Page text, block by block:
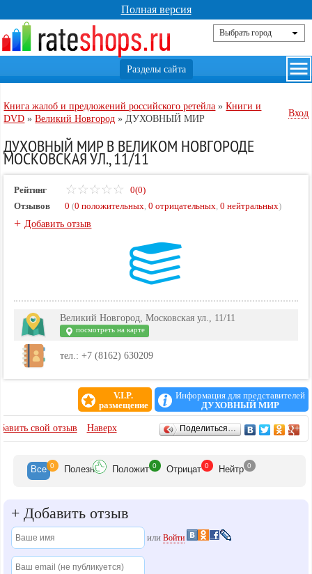
Полная версия
Книга жалоб и предложений российского ретейла »Книги и
DVD »Великий Новгород »ДУХОВНЫЙ МИР
Вход
ДУХОВНЫЙ МИР В ВЕЛИКОМ НОВГОРОДЕ
МОСКОВСКАЯ УЛ., 11/11
Рейтинг
0(0)
Отзывов
0 (0 положительных,0 отрицательных,0 нейтральных)
+Добавить отзыв
Великий Новгород, Московская ул., 11/11
посмотреть на карте
тел.: +7 (8162) 630209
V.I.P.
размещение
Информация для представителей
ДУХОВНЫЙ МИР
ОТЗЫВЫсвой отзыв Наверх Поделиться…
Все 0 Полезн Положит 0 Отрицат 0 Нейтр 0
+ Добавить отзыв
илиВойти